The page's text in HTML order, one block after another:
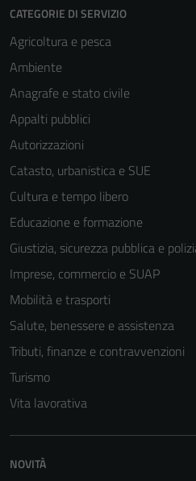
CATEGORIE DI SERVIZIO
Agricoltura e pesca
Ambiente
Anagrafe e stato civile
Appalti pubblici
Autorizzazioni
Catasto, urbanistica e SUE
Cultura e tempo libero
Educazione e formazione
Giustizia, sicurezza pubblica e
Imprese, commercio e SUAP
Mobilità e trasporti
Salute, benessere e assistenza
Tributi, finanze e contravvenzioni
Turismo
Vita lavorativa
NOVITÀ